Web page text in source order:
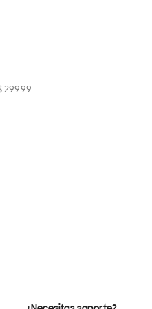
299.99